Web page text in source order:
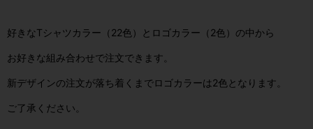
好きなTシャツカラー（22色）とロゴカラー（2色）の中から
お好きな組み合わせで注文できます。
新デザインの注文が落ち着くまでロゴカラーは2色となります。
ご了承ください。